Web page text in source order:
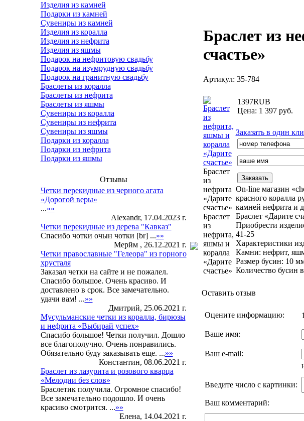
Изделия из камней
Подарки из камней
Сувениры из камней
Изделия из коралла
Изделия из нефрита
Изделия из яшмы
Подарок на нефритовую свадьбу
Подарок на изумрудную свадьбу
Подарок на гранитную свадьбу
Браслеты из коралла
Браслеты из нефрита
Браслеты из яшмы
Сувениры из коралла
Сувениры из нефрита
Сувениры из яшмы
Подарки из коралла
Подарки из нефрита
Подарки из яшмы
Отзывы
Четки перекидные из черного агата
«Дорогой веры»
...»»
Alexandr, 17.04.2023 г.
Четки перекидные из дерева "Кавказ"
Спасибо чотки очын чотки [br] ...»»
Мерйм , 26.12.2021 г.
Четки православные "Гелеора" из горного
хрусталя
Заказал четки на сайте и не пожалел.
Спасибо большое. Очень красиво. И
доставлено в срок. Все замечательно.
удачи вам! ...»»
Дмитрий, 25.06.2021 г.
Мусульманские четки из коралла, бирюзы
и нефрита «Выбирай успех»
Спасибо большое! Четки получил. Дошло
все благополучно. Очень понравились.
Обязательно буду заказывать еще. ...»»
Константин, 08.06.2021 г.
Браслет из лазурита и розового кварца
«Мелодии без слов»
Браслетик получила. Огромное спасибо!
Все замечательно подошло. И очень
красиво смотрится. ...»»
Елена, 14.04.2021 г.
Браслет из
счастье»
Артикул: 35-784
Браслет
из
нефрита
«Дарите
счастье»
Браслет
из
нефрита,
яшмы и
коралла
«Дарите
счастье»
1397RUB
Цена: 1 397 руб.
Заказать в один
On-line магазин
красного коралла
камней нефрита и
Браслет «Дарите
Приобрести
41-25
Характеристики
Камни: нефрит,
Размер бусин: 10
Количество бусин
Оставить отзыв
Оцените информацию:
Ваше имя:
Ваш e-mail:
Введите число с картинки:
Ваш комментарий: